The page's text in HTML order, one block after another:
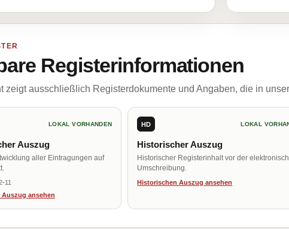
Registerinformationen
zeigt ausschließlich Registerdokumente und Angaben, die in
LOKAL VORHANDEN
Auszug
aller Eintragungen auf
11
ansehen
HD LOKAL
Historischer Auszug
Historischer Registerinhalt vor der
Umschreibung.
Historischen Auszug ansehen